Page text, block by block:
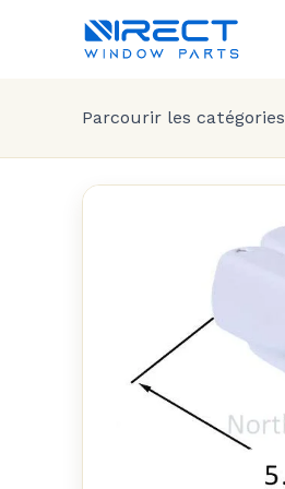
Parcourir les catégories